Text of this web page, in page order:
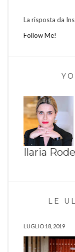
La risposta da
Follow Me!
Ilaria
LE
LUGLIO 18, 2019